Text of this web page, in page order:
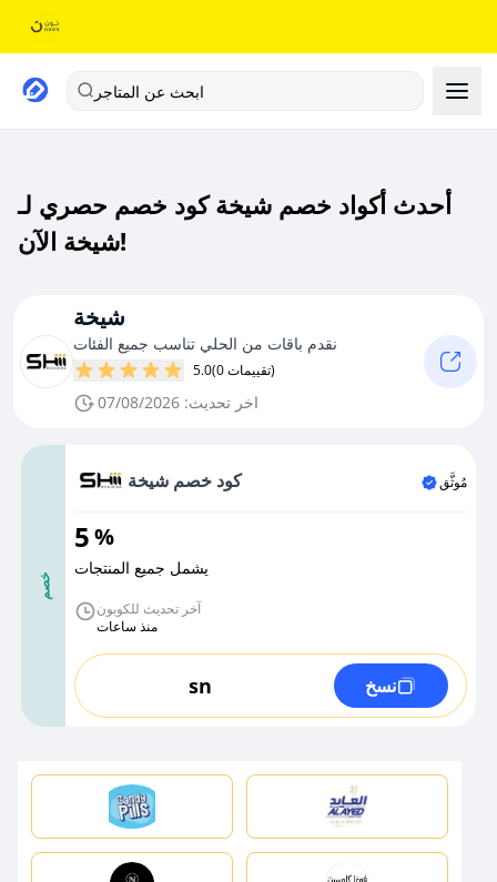
ابحث عن المتاجر
أحدث أكواد خصم شيخة كود خصم حصري لـ
شيخة الآن!
شيخة
نقدم باقات من الحلي تناسب جميع الفئات
5.0 (0 تقييمات)
اخر تحديث: 07/08/2026
خصم
كود خصم شيخة مُوثَّق
5%
يشمل جميع المنتجات
آخر تحديث للكوبون
منذ ساعات
sn نسخ